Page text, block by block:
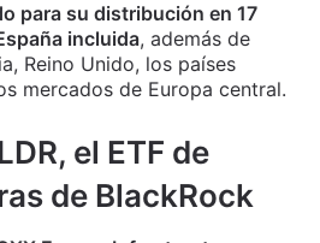
para su distribución en 17
incluida, además de
Reino Unido, los países
mercados de Europa central.
el ETF de
de BlackRock